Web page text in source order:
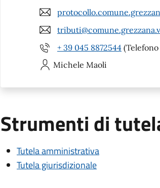
+ 39 045 8872544
Michele Maoli
Strumenti di
Tutela amministrativa
Tutela giurisdizionale